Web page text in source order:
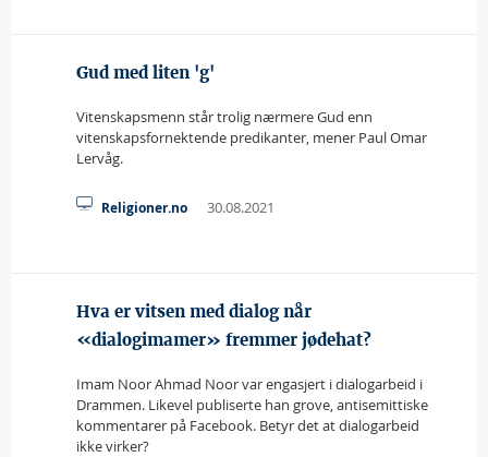
Gud med liten 'g'
Vitenskapsmenn står trolig nærmere Gud enn
vitenskapsfornektende predikanter, mener Paul Omar
Lervåg.
Religioner.no 30.08.2021
Hva er vitsen med dialog når
«dialogimamer» fremmer jødehat?
Imam Noor Ahmad Noor var engasjert i dialogarbeid i
Drammen. Likevel publiserte han grove, antisemittiske
kommentarer på Facebook. Betyr det at dialogarbeid
ikke virker?